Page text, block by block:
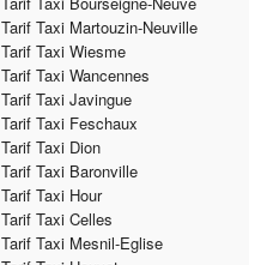
Tarif Taxi Martouzin-Neuville
Tarif Taxi Wiesme
Tarif Taxi Wancennes
Tarif Taxi Javingue
Tarif Taxi Feschaux
Tarif Taxi Dion
Tarif Taxi Baronville
Tarif Taxi Hour
Tarif Taxi Celles
Tarif Taxi Mesnil-Eglise